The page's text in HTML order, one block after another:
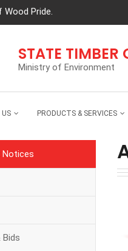
Pride.
STATE TIMBER
Ministry of Environment
PRODUCTS & SERVICES
Bids